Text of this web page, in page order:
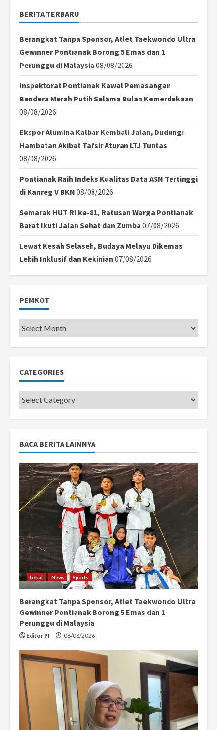
BERITA TERBARU
Berangkat Tanpa Sponsor, Atlet Taekwondo Ultra
Gewinner Pontianak Borong 5 Emas dan 1
Perunggu di Malaysia 08/08/2026
Inspektorat Pontianak Kawal Pemasangan
Bendera Merah Putih Selama Bulan Kemerdekaan
08/08/2026
Ekspor Alumina Kalbar Kembali Jalan, Dudung:
Hambatan Akibat Tafsir Aturan LTJ Tuntas
08/08/2026
Pontianak Raih Indeks Kualitas Data ASN Tertinggi
di Kanreg V BKN 08/08/2026
Semarak HUT RI ke-81, Ratusan Warga Pontianak
Barat Ikuti Jalan Sehat dan Zumba 07/08/2026
Lewat Kesah Selaseh, Budaya Melayu Dikemas
Lebih Inklusif dan Kekinian 07/08/2026
PEMKOT
Pemkot
CATEGORIES
Categories
BACA BERITA LAINNYA
Lokal News Sports
Berangkat Tanpa Sponsor, Atlet Taekwondo Ultra
Gewinner Pontianak Borong 5 Emas dan 1
Perunggu di Malaysia
Editor PI 08/08/2026